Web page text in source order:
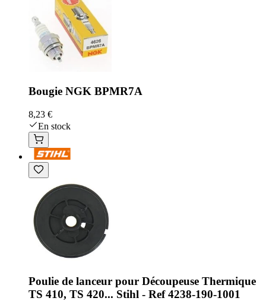
Bougie NGK BPMR7A
8,23 €
En stock
Poulie de lanceur pour Découpeuse Thermique
TS 410, TS 420... Stihl - Ref 4238-190-1001